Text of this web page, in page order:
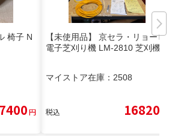
椅子 N
円
【未使用品】 京セラ・リョービ
電子芝刈り機 LM-2810 芝刈機
マイストア在庫： 2508
税込 16820